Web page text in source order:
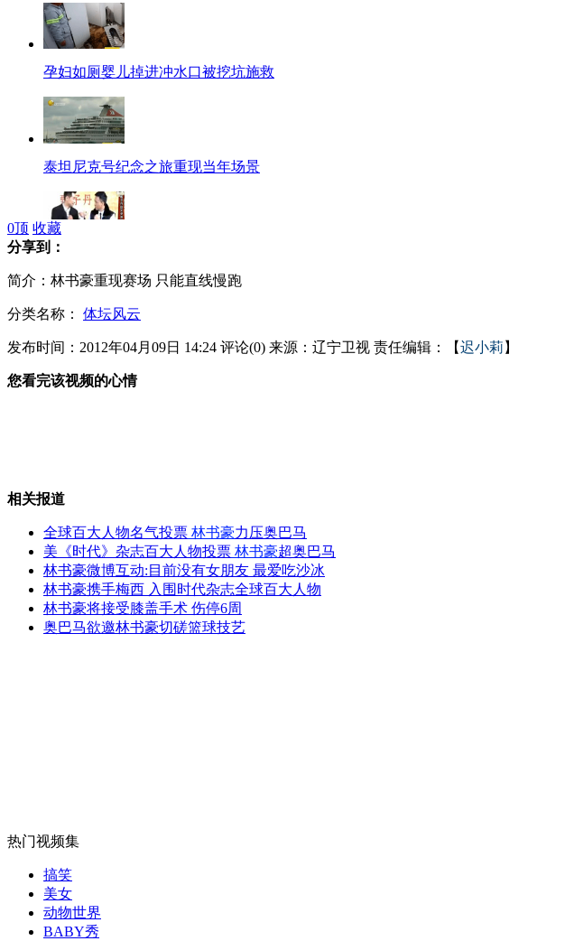
孕妇如厕婴儿掉进冲水口被挖坑施救
泰坦尼克号纪念之旅重现当年场景
郑嘉颖回应王馨平父亲说法
“40多项标准测算媳妇价值”引发不满
368公斤男子蜗居11年寸步难行
女孩北京地铁殴打老人 痛下狠手拳打脚踢
0顶 收藏
分享到：
简介：林书豪重现赛场 只能直线慢跑
分类名称： 体坛风云
发布时间：2012年04月09日 14:24 评论(0) 来源：辽宁卫视 责任编辑：【迟小莉 】
您看完该视频的心情
相关报道
全球百大人物名气投票 林书豪力压奥巴马
美《时代》杂志百大人物投票 林书豪超奥巴马
林书豪微博互动:目前没有女朋友 最爱吃沙冰
林书豪携手梅西 入围时代杂志全球百大人物
林书豪将接受膝盖手术 伤停6周
奥巴马欲邀林书豪切磋篮球技艺
热门视频集
搞笑
美女
动物世界
BABY秀